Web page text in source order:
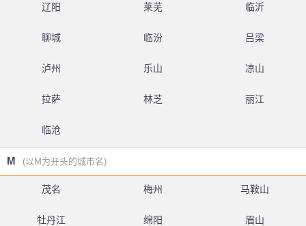
辽阳 莱芜 临沂
聊城 临汾 吕梁
泸州 乐山 凉山
拉萨 林芝 丽江
临沧
M (以M为开头的城市名)
茂名 梅州 马鞍山
牡丹江 绵阳 眉山